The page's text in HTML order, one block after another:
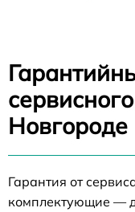
Новгороде
Гарантия от
комплектующие —